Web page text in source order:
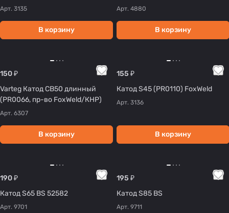
Арт. 3135
В корзину
Арт. 4880
В корзину
150 ₽
Varteg Катод CB50 длинный
(PR0066, пр-во FoxWeld/КНР)
Арт. 6307
В корзину
155 ₽
Катод S45 (PR0110) FoxWeld
Арт. 3136
В корзину
190 ₽
Катод S65 BS 52582
Арт. 9701
195 ₽
Катод S85 BS
Арт. 9711